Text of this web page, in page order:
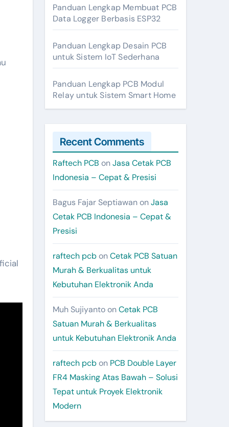
Panduan Lengkap Membuat PCB
Data Logger Berbasis ESP32
Panduan Lengkap Desain PCB
untuk Sistem IoT Sederhana
Panduan Lengkap PCB Modul
Relay untuk Sistem Smart Home
Recent Comments
Raftech PCB onJasa Cetak PCB
Indonesia – Cepat & Presisi
Bagus Fajar SeptiawanonJasa
Cetak PCB Indonesia – Cepat &
Presisi
raftech pcbonCetak PCB Satuan
Murah & Berkualitas untuk
Kebutuhan Elektronik Anda
Muh SujiyantoonCetak PCB
Satuan Murah & Berkualitas
untuk Kebutuhan Elektronik Anda
raftech pcbon PCB Double Layer
FR4 Masking Atas Bawah – Solusi
Tepat untuk Proyek Elektronik
Modern